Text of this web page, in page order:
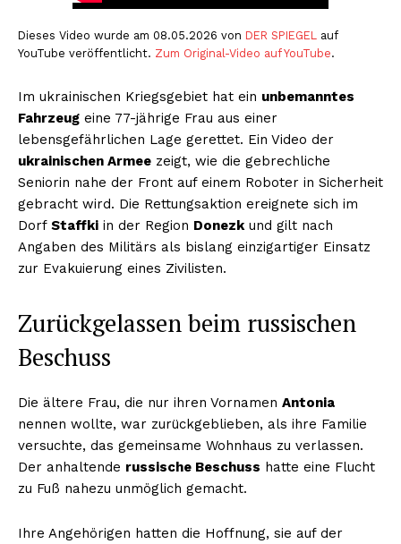
Dieses Video wurde am 08.05.2026 von DER SPIEGEL
auf
YouTube veröffentlicht. Zum Original-Video auf YouTube.
Im ukrainischen Kriegsgebiet hat ein unbemanntes
Fahrzeug eine 77-jährige Frau aus einer
lebensgefährlichen Lage gerettet. Ein Video der
ukrainischen Armee zeigt, wie die gebrechliche
Seniorin nahe der Front auf einem Roboter in Sicherheit
gebracht wird. Die Rettungsaktion ereignete sich im
Dorf Staffki in der Region Donezkund gilt nach
Angaben des Militärs als bislang einzigartiger Einsatz
zur Evakuierung eines Zivilisten.
Zurückgelassen beim russischen
Beschuss
Die ältere Frau, die nur ihren Vornamen Antonia
nennen wollte, war zurückgeblieben, als ihre Familie
versuchte, das gemeinsame Wohnhaus zu verlassen.
Der anhaltende russische Beschuss hatte eine Flucht
zu Fuß nahezu unmöglich gemacht.
Ihre Angehörigen hatten die Hoffnung, sie auf der